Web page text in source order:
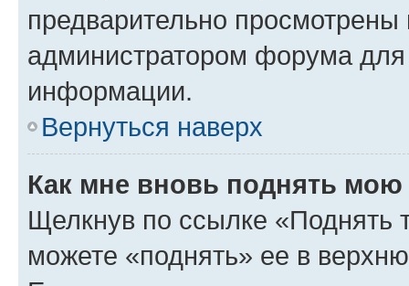
предварительно
администратором форума
информации.
Вернуться наверх
Как мне вновь поднять мою
Щелкнув по ссылке «Поднять
можете «поднять» ее в